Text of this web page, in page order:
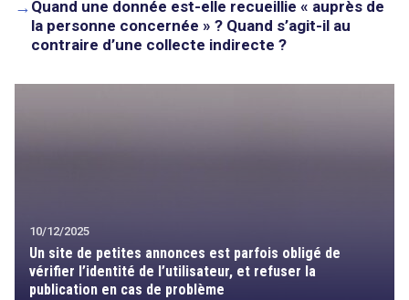
→ Quand une donnée est-elle recueillie « auprès de
la personne concernée » ? Quand s’agit-il au
contraire d’une collecte indirecte ?
10/12/2025
Un site de petites annonces est parfois obligé de
vérifier l’identité de l’utilisateur, et refuser la
publication en cas de problème